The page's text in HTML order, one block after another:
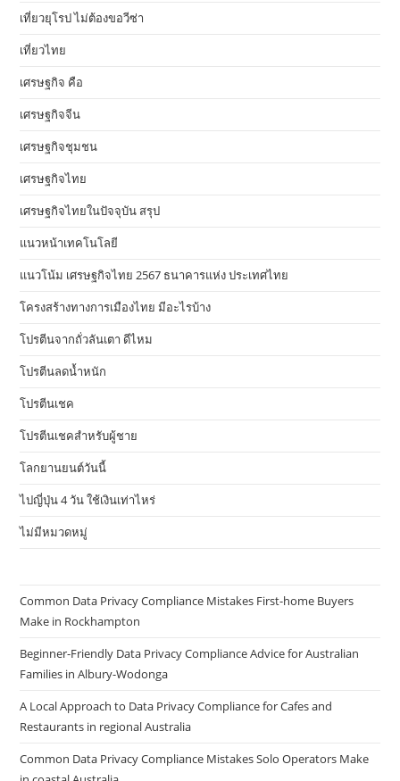
เที่ยวยุโรป ไม่ต้องขอวีซ่า
เที่ยวไทย
เศรษฐกิจ คือ
เศรษฐกิจจีน
เศรษฐกิจชุมชน
เศรษฐกิจไทย
เศรษฐกิจไทยในปัจจุบัน สรุป
แนวหน้าเทคโนโลยี
แนวโน้ม เศรษฐกิจไทย 2567 ธนาคารแห่ง ประเทศไทย
โครงสร้างทางการเมืองไทย มีอะไรบ้าง
โปรตีนจากถั่วลันเตา ดีไหม
โปรตีนลดน้ำหนัก
โปรตีนเชค
โปรตีนเชคสำหรับผู้ชาย
โลกยานยนต์วันนี้
ไปญี่ปุ่น 4 วัน ใช้เงินเท่าไหร่
ไม่มีหมวดหมู่
Common Data Privacy Compliance Mistakes First-home Buyers
Make in Rockhampton
Beginner-Friendly Data Privacy Compliance Advice for Australian
Families in Albury-Wodonga
A Local Approach to Data Privacy Compliance for Cafes and
Restaurants in regional Australia
Common Data Privacy Compliance Mistakes Solo Operators Make